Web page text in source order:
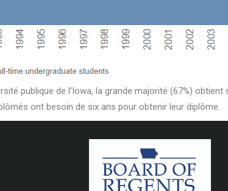
publique de l'Iowa, la grande majorité (67%)
ont besoin de six ans pour obtenir leur diplôme.